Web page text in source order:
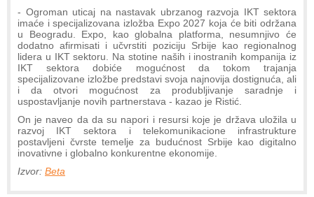
- Ogroman uticaj na nastavak ubrzanog razvoja IKT sektora
imaće i specijalizovana izložba Expo 2027 koja će biti održana
u Beogradu. Expo, kao globalna platforma, nesumnjivo će
dodatno afirmisati i učvrstiti poziciju Srbije kao regionalnog
lidera u IKT sektoru. Na stotine naših i inostranih kompanija iz
IKT sektora dobiće mogućnost da tokom trajanja
specijalizovane izložbe predstavi svoja najnovija dostignuća, ali
i da otvori mogućnost za produbljivanje saradnje i
uspostavljanje novih partnerstava - kazao je Ristić.
On je naveo da da su napori i resursi koje je država uložila u
razvoj IKT sektora i telekomunikacione infrastrukture
postavljeni čvrste temelje za budućnost Srbije kao digitalno
inovativne i globalno konkurentne ekonomije.
Izvor: Beta